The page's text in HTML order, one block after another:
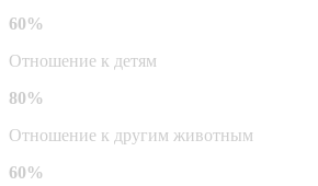
60%
Отношение к детям
80%
Отношение к другим животным
60%